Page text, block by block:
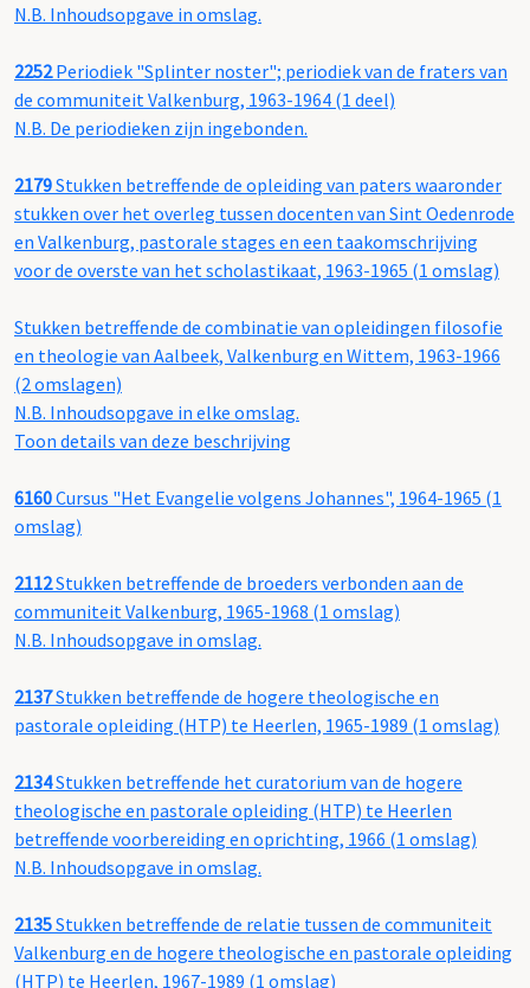
N.B. Inhoudsopgave in omslag.
2252Periodiek "Splinter noster"; periodiek van de fraters van
de communiteit Valkenburg, 1963-1964 (1 deel)
N.B. De periodieken zijn ingebonden.
2179Stukken betreffende de opleiding van paters waaronder
stukken over het overleg tussen docenten van Sint Oedenrode
en Valkenburg, pastorale stages en een taakomschrijving
voor de overste van het scholastikaat, 1963-1965 (1 omslag)
Stukken betreffende de combinatie van opleidingen filosofie
en theologie van Aalbeek, Valkenburg en Wittem, 1963-1966
(2 omslagen)
N.B. Inhoudsopgave in elke omslag.
Toon details van deze beschrijving
6160Cursus "Het Evangelie volgens Johannes", 1964-1965 (1
omslag)
2112Stukken betreffende de broeders verbonden aan de
communiteit Valkenburg, 1965-1968 (1 omslag)
N.B. Inhoudsopgave in omslag.
2137Stukken betreffende de hogere theologische en
pastorale opleiding (HTP) te Heerlen, 1965-1989 (1 omslag)
2134Stukken betreffende het curatorium van de hogere
theologische en pastorale opleiding (HTP) te Heerlen
betreffende voorbereiding en oprichting, 1966 (1 omslag)
N.B. Inhoudsopgave in omslag.
2135Stukken betreffende de relatie tussen de communiteit
Valkenburg en de hogere theologische en pastorale opleiding
(HTP) te Heerlen, 1967-1989 (1 omslag)